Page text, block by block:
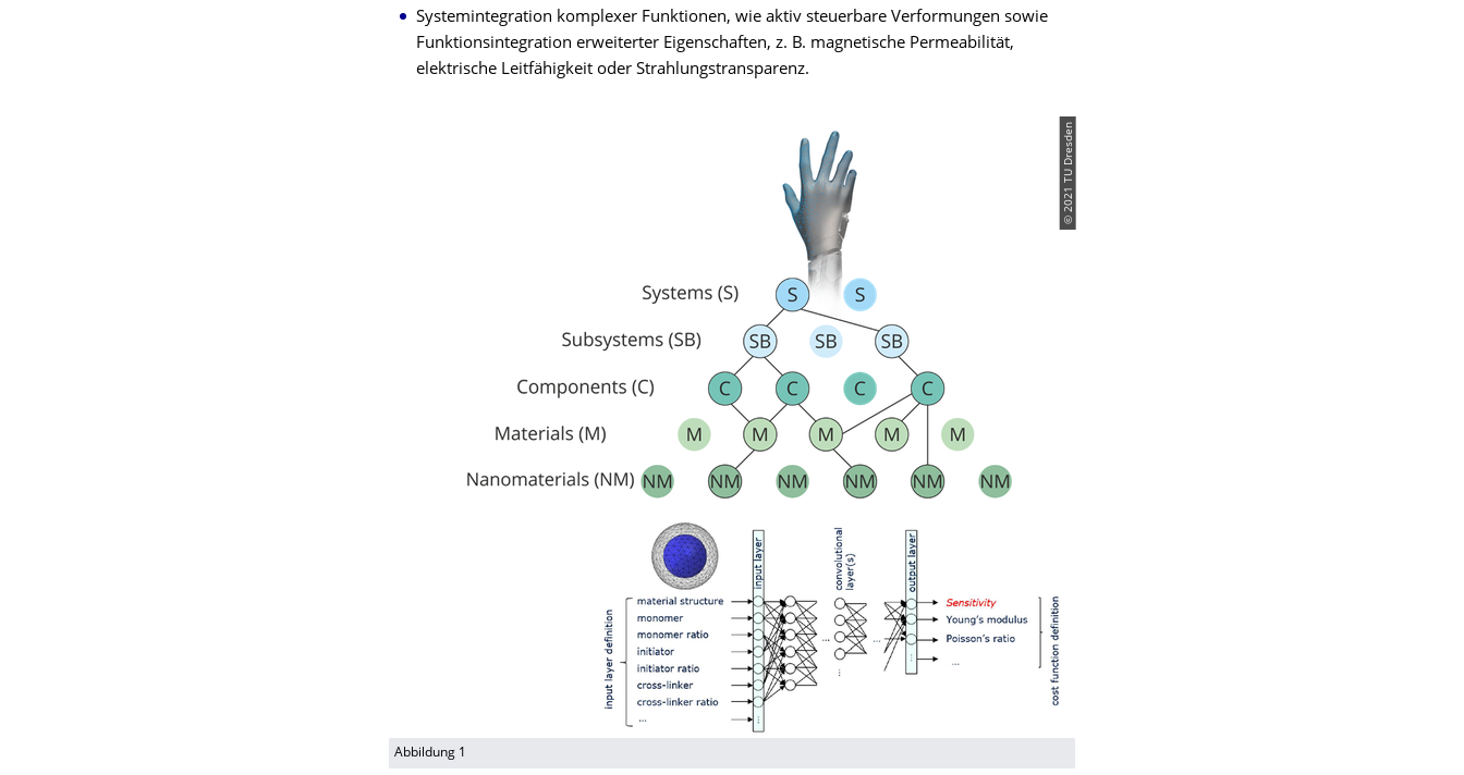
Systemintegration komplexer Funktionen, wie aktiv steuerbare Verformungen sowie
Funktionsintegration erweiterter Eigenschaften, z. B. magnetische Permeabilität,
elektrische Leitfähigkeit oder Strahlungstransparenz.
© 2021 TU Dresden
Abbildung 1